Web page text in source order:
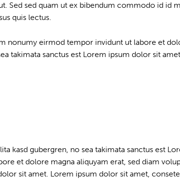
Sed sed quam ut ex bibendum commodo id id
quis lectus.
nonumy eirmod tempor invidunt ut labore et
takimata sanctus est Lorem ipsum dolor sit amet.
kasd gubergren, no sea takimata sanctus est
et dolore magna aliquyam erat, sed diam
sit amet. Lorem ipsum dolor sit amet,